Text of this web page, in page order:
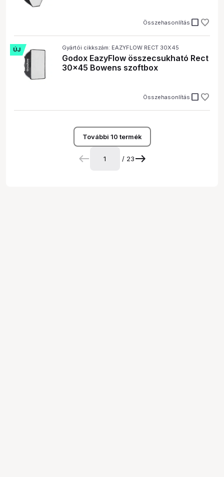
Összehasonlítás check_box_outline_blank
ÚJ Gyártói cikkszám: EAZYFLOW RECT 30X45
Godox EazyFlow összecsukható Rect
30x45 Bowens szoftbox
Összehasonlítás check_box_outline_blank
További 10 termék
/ 23